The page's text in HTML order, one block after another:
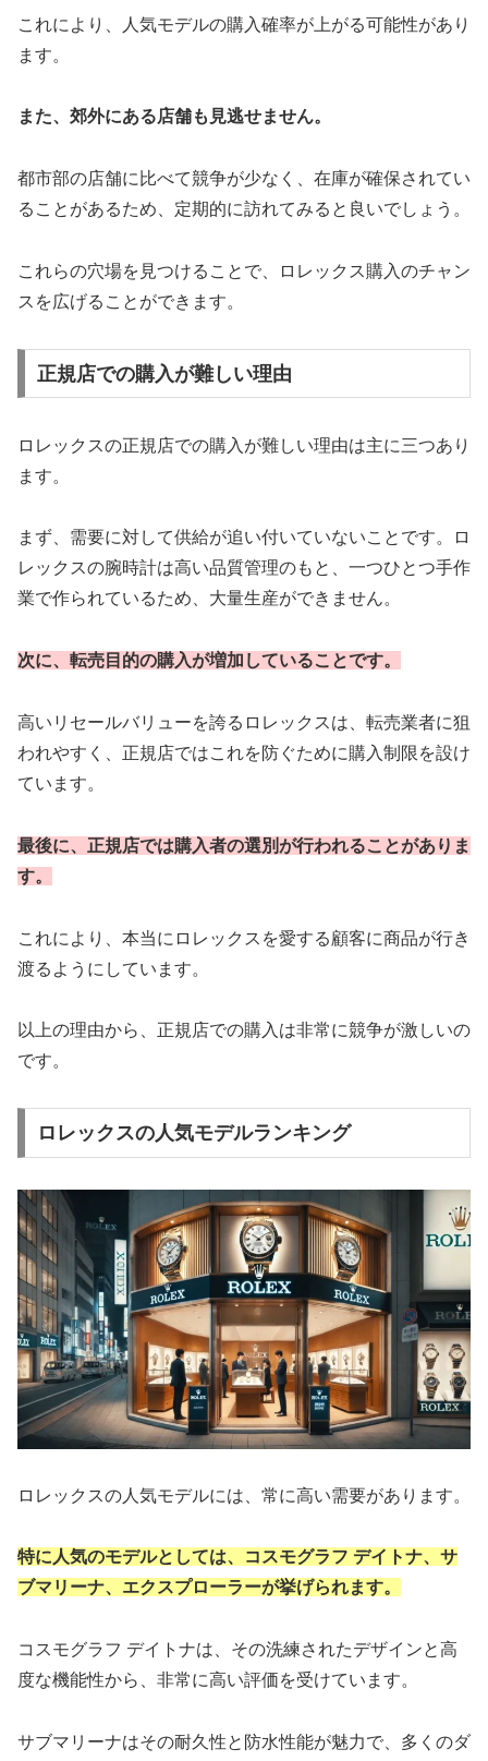
これにより、人気モデルの購入確率が上がる可能性があり
ます。
また、郊外にある店舗も見逃せません。
都市部の店舗に比べて競争が少なく、在庫が確保されてい
ることがあるため、定期的に訪れてみると良いでしょう。
これらの穴場を見つけることで、ロレックス購入のチャン
スを広げることができます。
正規店での購入が難しい理由
ロレックスの正規店での購入が難しい理由は主に三つあり
ます。
まず、需要に対して供給が追い付いていないことです。ロ
レックスの腕時計は高い品質管理のもと、一つひとつ手作
業で作られているため、大量生産ができません。
次に、転売目的の購入が増加していることです。
高いリセールバリューを誇るロレックスは、転売業者に狙
われやすく、正規店ではこれを防ぐために購入制限を設け
ています。
最後に、正規店では購入者の選別が行われることがありま
す。
これにより、本当にロレックスを愛する顧客に商品が行き
渡るようにしています。
以上の理由から、正規店での購入は非常に競争が激しいの
です。
ロレックスの人気モデルランキング
ロレックスの人気モデルには、常に高い需要があります。
特に人気のモデルとしては、コスモグラフ デイトナ、サ
ブマリーナ、エクスプローラーが挙げられます。
コスモグラフ デイトナは、その洗練されたデザインと高
度な機能性から、非常に高い評価を受けています。
サブマリーナはその耐久性と防水性能が魅力で、多くのダ